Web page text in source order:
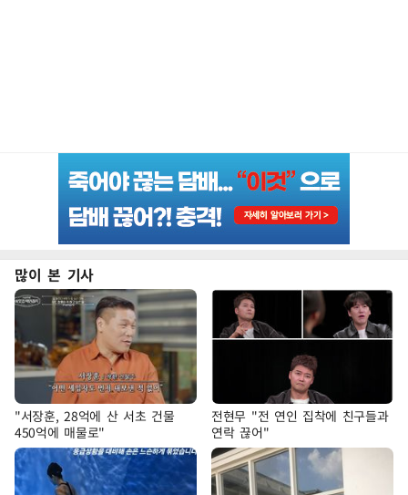
많이 본 기사
"서장훈, 28억에 산 서초 건물
450억에 매물로"
전현무 "전 연인 집착에 친구들과
연락 끊어"